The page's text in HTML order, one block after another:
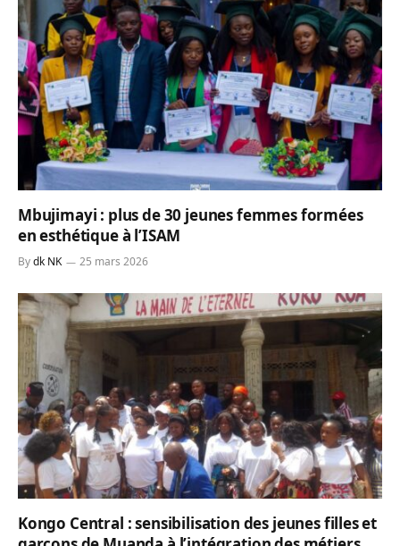
Mbujimayi : plus de 30 jeunes femmes formées
en esthétique à l’ISAM
Bydk NK 25 mars 2026
Kongo Central : sensibilisation des jeunes filles et